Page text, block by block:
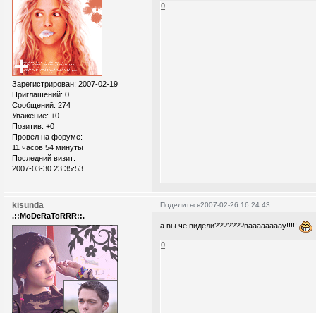
Зарегистрирован: 2007-02-19
Приглашений: 0
Сообщений: 274
Уважение: +0
Позитив: +0
Провел на форуме:
11 часов 54 минуты
Последний визит:
2007-03-30 23:35:53
0
Поделиться2007-02-26 16:24:43
kisunda
.::MoDeRaToRRR::.
а вы че,видели???????ваааааааау!!!!!
0